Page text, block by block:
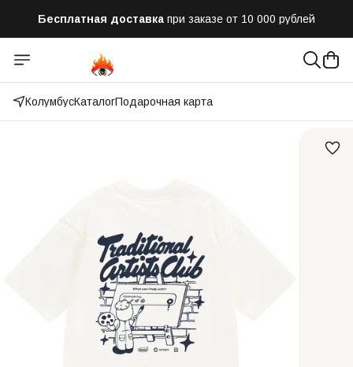
Бесплатная доставка при заказе от 10 000 рублей
Отправим заказ в течении часа после оформления
КолумбусКаталогПодарочная карта